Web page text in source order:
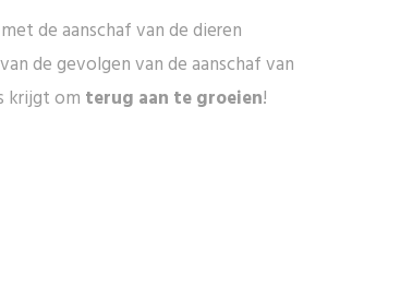
de aanschaf van de dieren
van de gevolgen van de aanschaf van
krijgt om terug aan te groeien!